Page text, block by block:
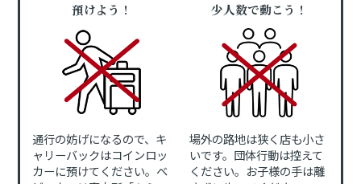
預けよう！
通行の妨げになるので、キ
ャリーバックはコインロッ
カーに預けてください。ベ
少人数で動こう！
場外の路地は狭く店も小さ
いです。団体行動は控えて
ください。お子様の手は離